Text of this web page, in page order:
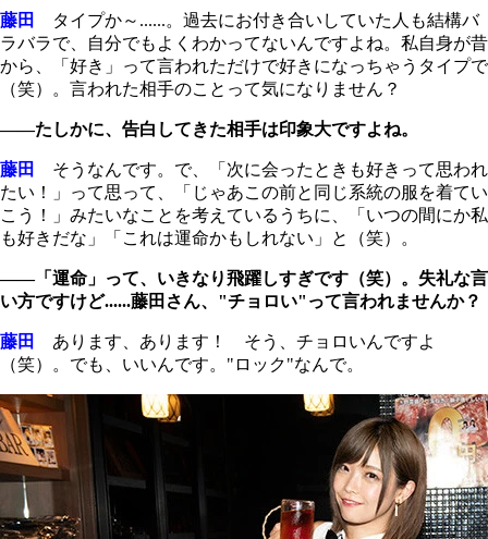
藤田
タイプか～......。過去にお付き合いしていた人も結構バ
ラバラで、自分でもよくわかってないんですよね。私自身が昔
から、「好き」って言われただけで好きになっちゃうタイプで
（笑）。言われた相手のことって気になりません？
――たしかに、告白してきた相手は印象大ですよね。
藤田 そうなんです。で、「次に会ったときも好きって思われ
たい！」って思って、「じゃあこの前と同じ系統の服を着てい
こう！」みたいなことを考えているうちに、「いつの間にか私
も好きだな」「これは運命かもしれない」と（笑）。
――「運命」って、いきなり飛躍しすぎです（笑）。失礼な言
い方ですけど......藤田さん、"チョロい"って言われませんか？
藤田
あります、あります！ そう、チョロいんですよ
（笑）。でも、いいんです。"ロック"なんで。